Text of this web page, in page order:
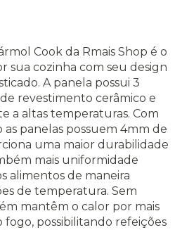
Cook da Rmais Shop é o
sua cozinha com seu design
A panela possui 3
revestimento cerâmico e
a altas temperaturas. Com
panelas possuem 4mm de
uma maior durabilidade
mais uniformidade
alimentos de maneira
de temperatura. Sem
mantêm o calor por mais
possibilitando refeições